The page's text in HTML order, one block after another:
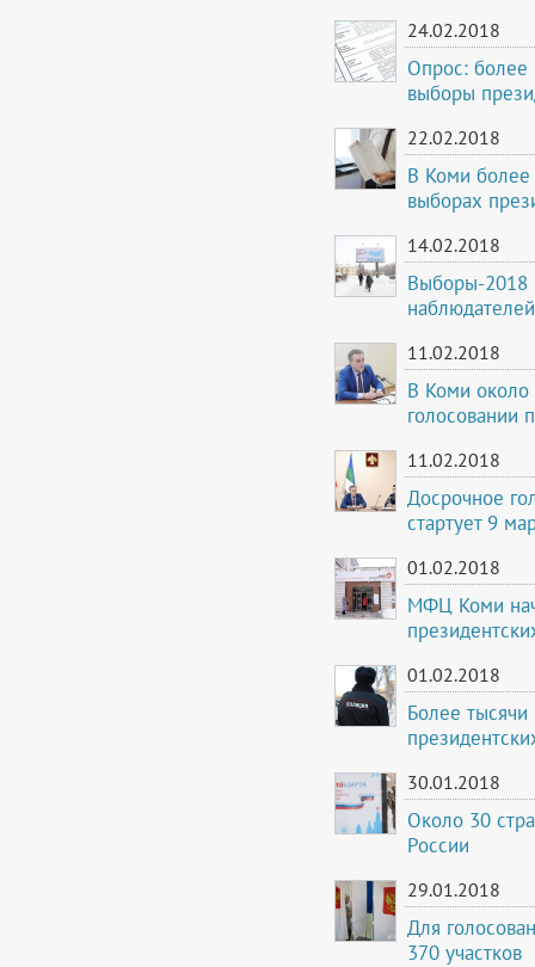
24.02.2018
Опрос: более
выборы
22.02.2018
В Коми более
выборах
14.02.2018
Выборы-2018
наблюдателей
11.02.2018
В Коми около
голосовании
11.02.2018
Досрочное
стартует 9
01.02.2018
МФЦ Коми
01.02.2018
Более
30.01.2018
Около 30
России
29.01.2018
Для
370 участков